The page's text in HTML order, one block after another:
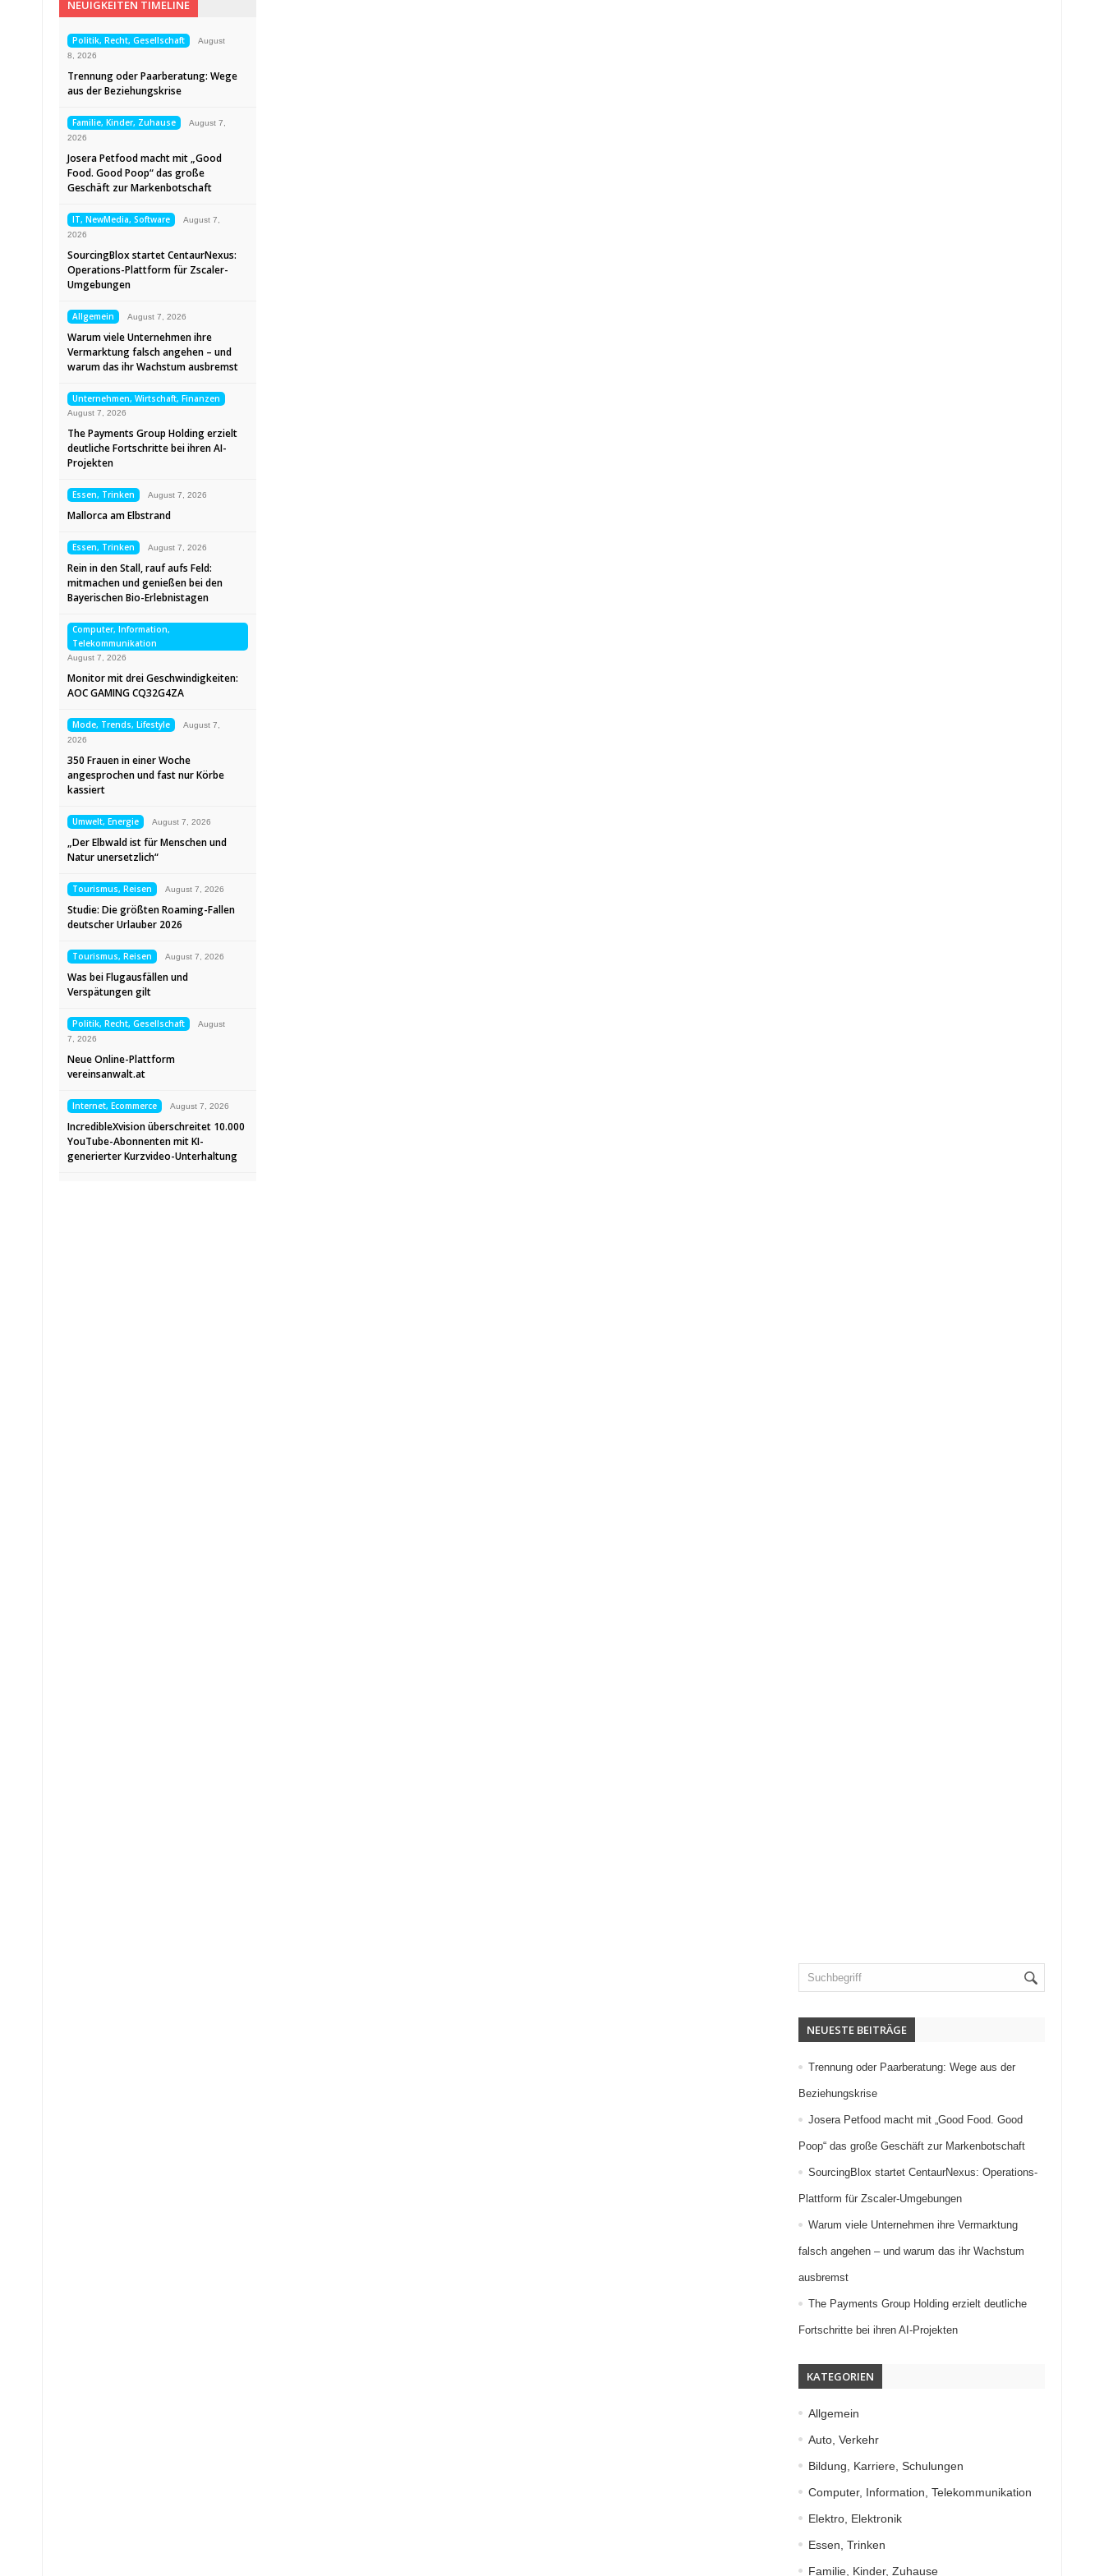
NEUIGKEITEN TIMELINE
Politik, Recht, Gesellschaft
August
8, 2026
Trennung oder Paarberatung: Wege
aus der Beziehungskrise
Familie, Kinder, Zuhause
August 7,
2026
Josera Petfood macht mit „Good
Food. Good Poop“ das große
Geschäft zur Markenbotschaft
IT, NewMedia, Software
August 7,
2026
SourcingBlox startet CentaurNexus:
Operations-Plattform für Zscaler-
Umgebungen
Allgemein August 7, 2026
Warum viele Unternehmen ihre
Vermarktung falsch angehen – und
warum das ihr Wachstum ausbremst
Unternehmen, Wirtschaft, Finanzen
August 7, 2026
The Payments Group Holding erzielt
deutliche Fortschritte bei ihren AI-
Projekten
Essen, Trinken August 7, 2026
Mallorca am Elbstrand
Essen, Trinken August 7, 2026
Rein in den Stall, rauf aufs Feld:
mitmachen und genießen bei den
Bayerischen Bio-Erlebnistagen
Computer, Information,
Telekommunikation
August 7, 2026
Monitor mit drei Geschwindigkeiten:
AOC GAMING CQ32G4ZA
Mode, Trends, Lifestyle
August 7,
2026
350 Frauen in einer Woche
angesprochen und fast nur Körbe
kassiert
Umwelt, Energie August 7, 2026
„Der Elbwald ist für Menschen und
Natur unersetzlich“
Tourismus, Reisen August 7, 2026
Studie: Die größten Roaming-Fallen
deutscher Urlauber 2026
Tourismus, Reisen August 7, 2026
Was bei Flugausfällen und
Verspätungen gilt
Politik, Recht, Gesellschaft
August
7, 2026
Neue Online-Plattform
vereinsanwalt.at
Internet, Ecommerce August 7, 2026
IncredibleXvision überschreitet 10.000
YouTube-Abonnenten mit KI-
generierter Kurzvideo-Unterhaltung
NEUESTE BEITRÄGE
Trennung oder Paarberatung: Wege aus der
Beziehungskrise
Josera Petfood macht mit „Good Food. Good
Poop“ das große Geschäft zur Markenbotschaft
SourcingBlox startet CentaurNexus: Operations-
Plattform für Zscaler-Umgebungen
Warum viele Unternehmen ihre Vermarktung
falsch angehen – und warum das ihr Wachstum
ausbremst
The Payments Group Holding erzielt deutliche
Fortschritte bei ihren AI-Projekten
KATEGORIEN
Allgemein
Auto, Verkehr
Bildung, Karriere, Schulungen
Computer, Information, Telekommunikation
Elektro, Elektronik
Essen, Trinken
Familie, Kinder, Zuhause